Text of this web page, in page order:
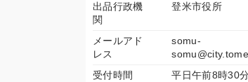
出品行政機
関
登米市役所
メールアド
レス
somu-
受付時間
平日午前8時30